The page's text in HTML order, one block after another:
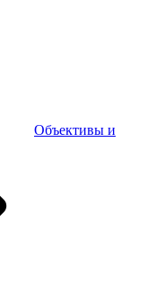
Объективы и